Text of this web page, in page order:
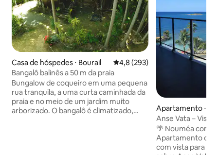
Casa de hóspedes ⋅ Bourail 4,8 de uma avaliação média de
4,8 (293)
Bangalô balinês a 50 m da praia
Bungalow de coqueiro em uma pequena
rua tranquila, a uma curta caminhada da
praia e no meio de um jardim muito
arborizado. O bangalô é climatizado,
Apartamento ⋅
Anse Vata – Vista
🌴 Nouméa como
Apartamento
com vista para o